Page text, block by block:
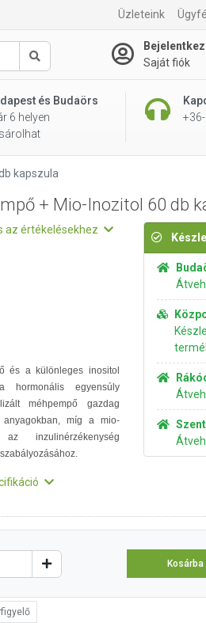
Üzleteink
Keresés
Saját fiók
és Budaörs
6 helyen
4 995 Ft
kapszula
+ Mio-Inozitol 60 db
az értékelésekhez
és a különleges inositol
hormonális egyensúly
méhpempő gazdag
anyagokban, míg a mio-
inzulinérzékenység